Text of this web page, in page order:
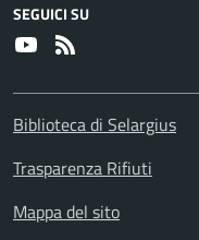
SEGUICI SU
Youtube
Biblioteca di Selargius
Trasparenza Rifiuti
Mappa del sito